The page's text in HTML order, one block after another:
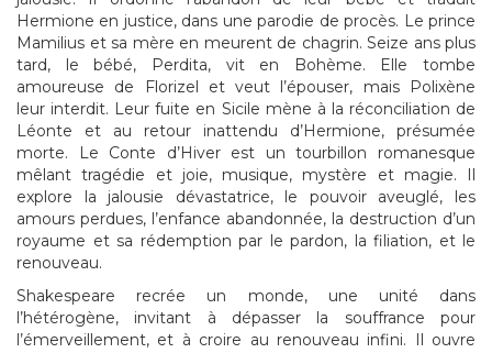
Hermione en justice, dans une parodie de procès. Le prince
Mamilius et sa mère en meurent de chagrin. Seize ans plus
tard, le bébé, Perdita, vit en Bohème. Elle tombe
amoureuse de Florizel et veut l’épouser, mais Polixène
leur interdit. Leur fuite en Sicile mène à la réconciliation de
Léonte et au retour inattendu d’Hermione, présumée
morte. Le Conte d’Hiver est un tourbillon romanesque
mêlant tragédie et joie, musique, mystère et magie. Il
explore la jalousie dévastatrice, le pouvoir aveuglé, les
amours perdues, l’enfance abandonnée, la destruction d’un
royaume et sa rédemption par le pardon, la filiation, et le
renouveau.
Shakespeare recrée un monde, une unité dans
l’hétérogène, invitant à dépasser la souffrance pour
l’émerveillement, et à croire au renouveau infini. Il ouvre